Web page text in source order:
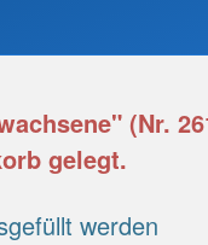
(Nr.
gelegt.
werden